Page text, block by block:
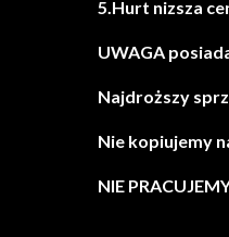
5.Hurt nizsza
UWAGA
Najdroższy
Nie kopiujemy
NIE